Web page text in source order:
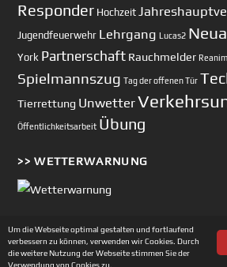
Responder Hochzeit
Jugendfeuerwehr Lehrgang Lucas2
York Partnerschaft Rauchmelder
Spielmannszug Tag der offenen Tür
Tierrettung Unwetter
Öffentlichkeitsarbeit Übung
>> WETTERWARNUNG
Copyright © 2002-2026
Um die Webseite optimal gestalten und fortlaufend
verbessern zu können, verwenden wir Cookies. Durch
die weitere Nutzung der Webseite stimmen Sie der
Verwendung von Cookies zu.